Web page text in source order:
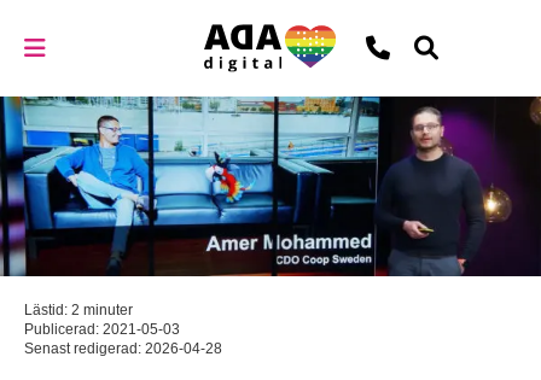
Lästid: 2 minuter
Publicerad: 2021-05-03
Senast redigerad: 2026-04-28